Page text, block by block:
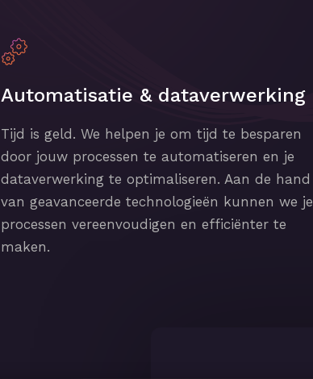
Automatisatie & dataverwerking
Tijd is geld. We helpen je om tijd te besparen
door jouw processen te automatiseren en je
dataverwerking te optimaliseren. Aan de hand
van geavanceerde technologieën kunnen we je
processen vereenvoudigen en efficiënter te
maken.